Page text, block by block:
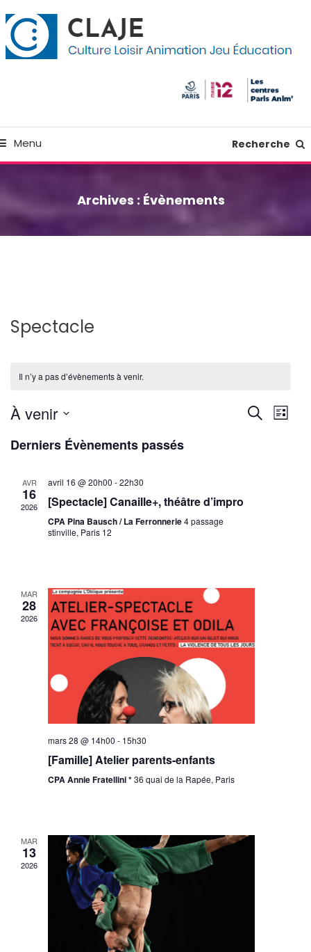
Menu Recherche
Archives : Évènements
Spectacle
Il n’y a pas d’évènements à venir.
Recherche
Liste
À venir
une
Derniers Évènements passés
AVR
16
2026
avril 16 @ 20h00 -22h30
[Spectacle] Canaille+, théâtre d’impro
CPA Pina Bausch / La Ferronnerie4 passage
stinville, Paris 12
MAR
28
2026
mars 28 @ 14h00 - 15h30
[Famille] Atelier parents-enfants
CPA Annie Fratellini *36 quai de la Rapée, Paris
MAR
13
2026